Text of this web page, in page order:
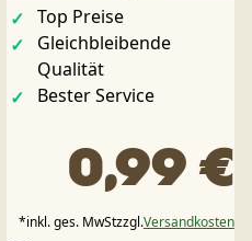
Top Preise
Gleichbleibende
Qualität
Bester Service
0,99 €
*inkl. ges. MwStzzgl.Versandkosten